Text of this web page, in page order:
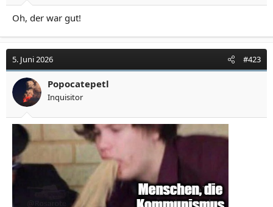
Oh, der war gut!
5. Juni 2026 #423
Popocatepetl
Inquisitor